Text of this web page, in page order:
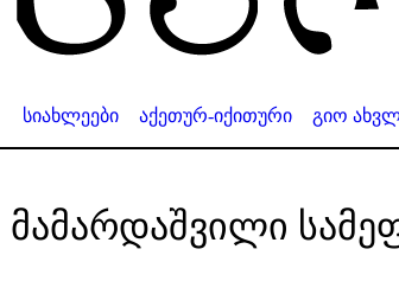
სიახლეები აქეთურ-იქითური გიო
მამარდაშვილი